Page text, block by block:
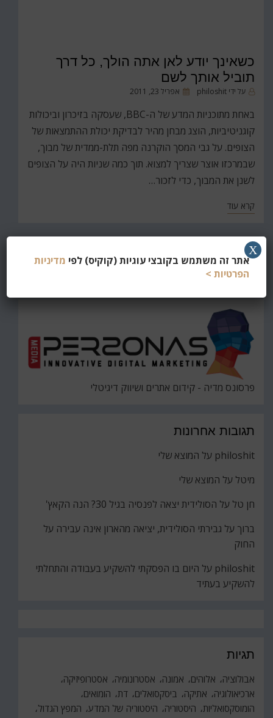
כשאינך יודע לאן אתה הולך, כל דרך
תוביל אותך לשם
על ידי philoshit
פורסםאפריל 23, 2011
באחת מתוכניות המדע של ה-BBC, שעסקה בזיכרון וביכולות
קוגניטיביות, הוצג מבחן מהיר לבדיקת יכולת ההתמצאות של
הצופים. על גבי המסך הוקרנה מפה תלת-ממדית של מבוך,
שבמרכזו אוצר שצריך למצוא. תוך כמה שניות היה על הצופים
לשנן את המבוך, כדי לזכור…
קרא עוד
חפש
את
פרסונס מדיה - קידום אתרים ושיווק דיגיטלי
תגובות אחרונות
philoshit על המוצא שלי
מיטל על המוצא שלי
חן טל על הסולידית יצאה לפנסיה בגיל 30? הנה הקאץ'
ברוך על גבירתי הסולידית, יציאה מהארון אינה עבירה על
החוק
philoshit על היום בו הפסקתי להשקיע בעבודה והתחלתי
להשקיע בעתיד
תגיות
אבולוציה אלוהים אמונה אסטרונומיה
אסטרופיזיקה
ארכיאולוגיה
אתיקה ביסקסואלים דת הומואים
הומוסקסואליות היסטוריה היסטוריה של המדע המפץ הגדול
אתר זה משתמש בקובצי עוגיות (קוקיס) לפי מדיניות
הפרטיות >
X